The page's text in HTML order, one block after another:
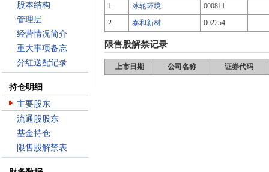
股本结构
管理层
经营情况简介
重大事项备忘
分红送配记录
持仓明细
主要股东
流通股股东
基金持仓
限售股解禁表
1
冰轮环境
000811
2
泰和新材 002254
限售股解禁记录
上市日期 公司名称 证券代码